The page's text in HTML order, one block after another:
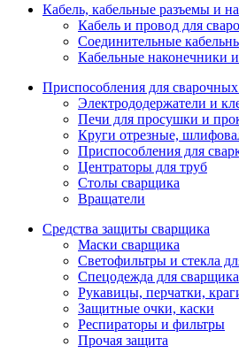
Кабель, кабельные разъемы и
Кабель и провод для
Соединительные
Кабельные наконечники
Приспособления для
Электрододержатели и
Печи для просушки и
Круги отрезные,
Приспособления для
Центраторы для труб
Столы сварщика
Вращатели
Средства защиты сварщика
Маски сварщика
Светофильтры и стекла
Спецодежда для сварщика
Рукавицы, перчатки,
Защитные очки, каски
Респираторы и фильтры
Прочая защита